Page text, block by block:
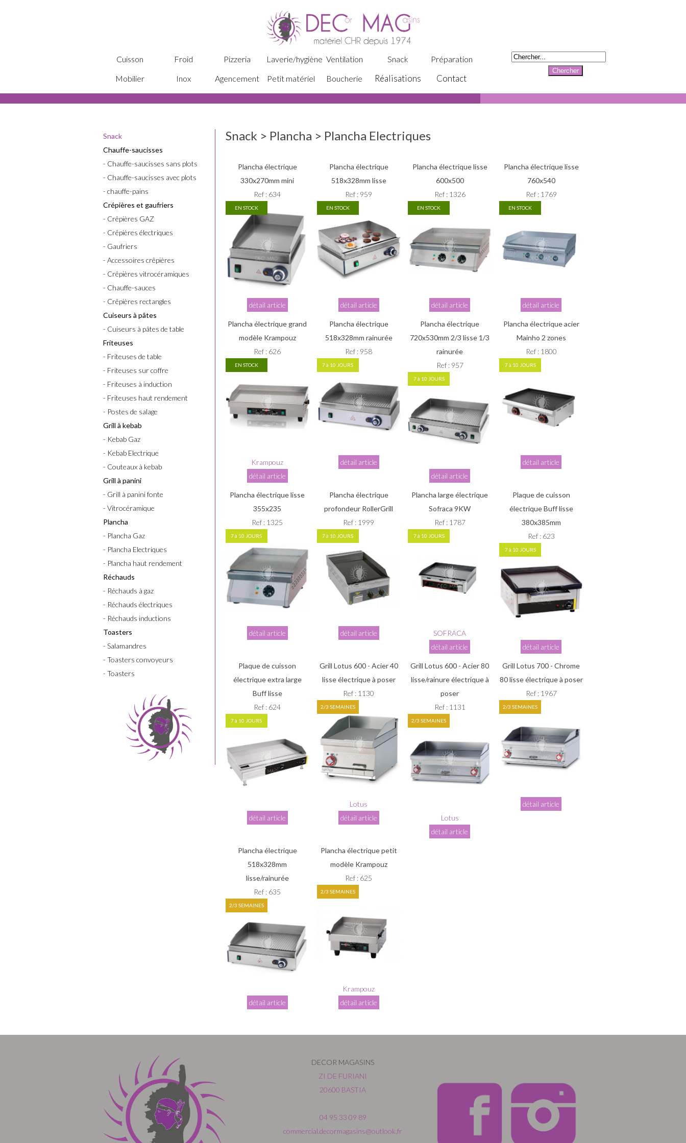
Cuisson Froid Pizzeria Laverie/hygiène Ventilation Snack
Préparation
Mobilier
Inox Agencement Petit matériel Boucherie Réalisations Contact
Snack
Chauffe-saucisses
- Chauffe-saucisses sans plots
- Chauffe-saucisses avec plots
- chauffe-pains
Crépières et gaufriers
- Crêpières GAZ
- Crêpières électriques
- Gaufriers
- Accessoires crêpières
- Crêpières vitrocéramiques
- Chauffe-sauces
- Crêpières rectangles
Cuiseurs à pâtes
- Cuiseurs à pâtes de table
Friteuses
- Friteuses de table
- Friteuses sur coffre
- Friteuses à induction
- Friteuses haut rendement
- Postes de salage
Grill à kebab
- Kebab Gaz
- Kebab Electrique
- Couteaux à kebab
Grill à panini
- Grill à panini fonte
- Vitrocéramique
Plancha
- Plancha Gaz
- Plancha Electriques
- Plancha haut rendement
Réchauds
- Réchauds à gaz
- Réchauds électriques
- Réchauds inductions
Toasters
- Salamandres
- Toasters convoyeurs
- Toasters
Snack > Plancha > Plancha Electriques
Plancha électrique
330x270mm mini
Ref : 634
EN STOCK
détail article
Plancha électrique
518x328mm lisse
Ref : 959
EN STOCK
détail article
Plancha électrique lisse
600x500
Ref : 1326
EN STOCK
détail article
Plancha électrique lisse
760x540
Ref : 1769
EN STOCK
détail article
Plancha électrique grand
modèle Krampouz
Ref : 626
EN STOCK
Krampouz
détail article
Plancha électrique
518x328mm rainurée
Ref : 958
7 à 10 JOURS
détail article
Plancha électrique
720x530mm 2/3 lisse 1/3
rainurée
Ref : 957
7 à 10 JOURS
détail article
Plancha électrique acier
Mainho 2 zones
Ref : 1800
7 à 10 JOURS
détail article
Plancha électrique lisse
355x235
Ref : 1325
7 à 10 JOURS
détail article
Plancha électrique
profondeur RollerGrill
Ref : 1999
7 à 10 JOURS
détail article
Plancha large électrique
Sofraca 9KW
Ref : 1787
7 à 10 JOURS
SOFRACA
détail article
Plaque de cuisson
électrique Buff lisse
380x385mm
Ref : 623
7 à 10 JOURS
détail article
Plaque de cuisson
électrique extra large
Buff lisse
Ref : 624
7 à 10 JOURS
détail article
Grill Lotus 600 - Acier 40
lisse électrique à poser
Ref : 1130
2/3 SEMAINES
Lotus
détail article
Grill Lotus 600 - Acier 80
lisse/rainure électrique à
poser
Ref : 1131
2/3 SEMAINES
Lotus
détail article
Grill Lotus 700 - Chrome
80 lisse électrique à poser
Ref : 1967
2/3 SEMAINES
détail article
Plancha électrique
518x328mm
lisse/rainurée
Ref : 635
2/3 SEMAINES
détail article
Plancha électrique petit
modèle Krampouz
Ref : 625
2/3 SEMAINES
Krampouz
détail article
DECOR MAGASINS
ZI DE FURIANI
20600 BASTIA
04 95 33 09 89
commercial.decormagasins@outlook.fr